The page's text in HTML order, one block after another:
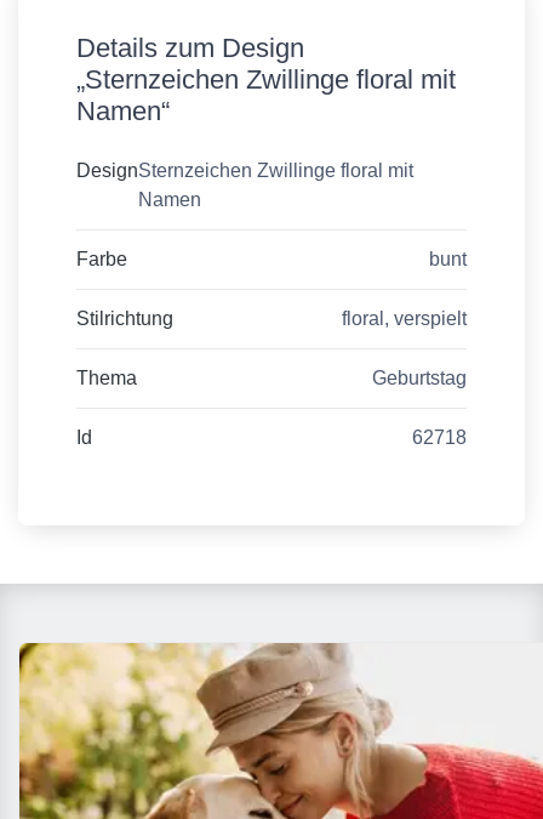
Details zum Design
„Sternzeichen Zwillinge floral mit
Namen“
DesignSternzeichen Zwillinge floral mit
Namen
Farbe bunt
Stilrichtung floral, verspielt
Thema Geburtstag
Id 62718